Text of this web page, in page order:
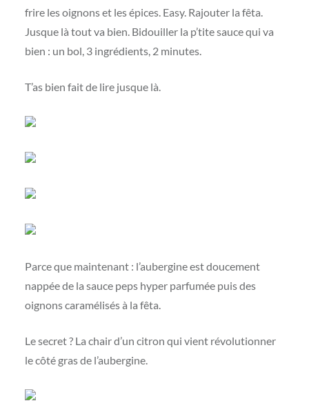
frire les oignons et les épices. Easy. Rajouter la fêta.
Jusque là tout va bien. Bidouiller la p’tite sauce qui va
bien : un bol, 3 ingrédients, 2 minutes.
T’as bien fait de lire jusque là.
Parce que maintenant : l’aubergine est doucement
nappée de la sauce peps hyper parfumée puis des
oignons caramélisés à la fêta.
Le secret ? La chair d’un citron qui vient révolutionner
le côté gras de l’aubergine.